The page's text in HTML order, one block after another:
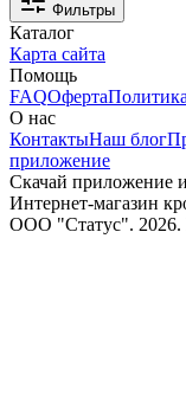
Фильтры
Каталог
Карта сайта
Помощь
FAQОферта
О нас
КонтактыНаш блог
приложение
Скачай приложение
Интернет-магазин
ООО "Статус". 2026.